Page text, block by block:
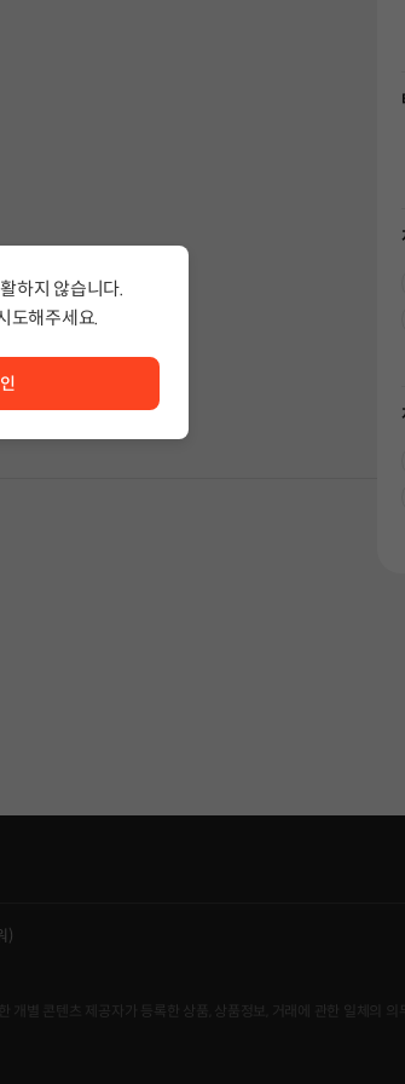
)
별 콘텐츠 제공자가 등록한 상품, 상품정보, 거래에 관한 일체의 의
하지 않습니다.
도해주세요.